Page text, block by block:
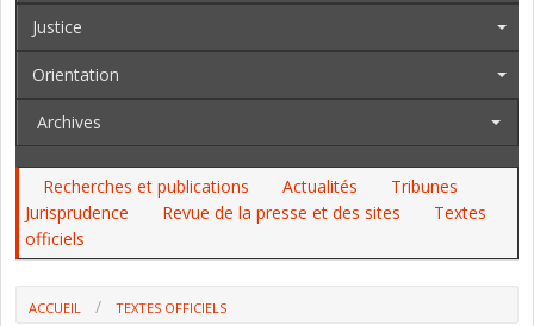
Justice
Orientation
Archives
Recherches et publications Actualités
Tribunes
Jurisprudence
Revue de la presse et des sites
Textes
officiels
ACCUEIL TEXTES OFFICIELS